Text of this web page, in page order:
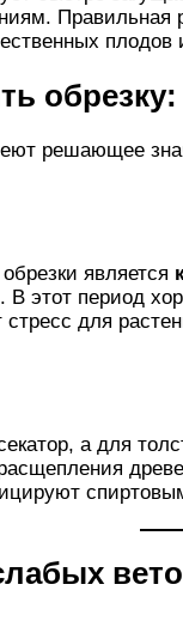
Правильная
решающее
является
этот период
для
а для